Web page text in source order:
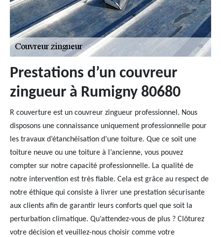
Prestations d’un couvreur
zingueur à Rumigny 80680
R couverture est un couvreur zingueur professionnel. Nous
disposons une connaissance uniquement professionnelle pour
les travaux d’étanchéisation d’une toiture. Que ce soit une
toiture neuve ou une toiture à l’ancienne, vous pouvez
compter sur notre capacité professionnelle. La qualité de
notre intervention est très fiable. Cela est grâce au respect de
notre éthique qui consiste à livrer une prestation sécurisante
aux clients afin de garantir leurs conforts quel que soit la
perturbation climatique. Qu’attendez-vous de plus ? Clôturez
votre décision et veuillez-nous choisir comme votre